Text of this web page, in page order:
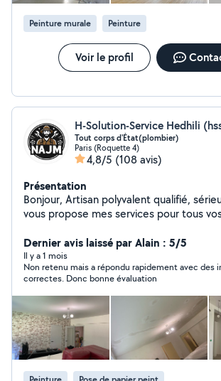
travaux de rénovation. Nos engagements : devis gratuit,
intervention rapide, travail soigné,
et satisfaction client. Zone d'intervention : Paris et Île-
de-France. Contactez-nous pour toute demande
d'information ou de devis
Peinture murale Peinture
Voir le profil
H-Solution-Service Hedhili
Tout corps d'État(plombier)
Paris (Roquette 4)
4,8/5 (108 avis)
Présentation
Bonjour, Artisan polyvalent qualifié, sérieux et réactif, je
vous propose mes services pour tous
un haut niveau de qualité et de finition. Plomberie &
installation sanitaire Installation,
dépannage de WC, éviers, lavabos,
et receveurs de douche. Intervention
fuite ou panne urgente. Installation électrique &
dépannage Petits travaux électriques,
réparations, pannes et mises en sécurité.
carrelage & sols Petits travaux de
carrelage, lino, parquet et revêtements
Rénovation & aménagement intérieur
Dernier avis laissé par Alain : 5/5
Il y a 1 mois
Non retenu mais a répondu rapidement avec des
correctes. Donc bonne évaluation